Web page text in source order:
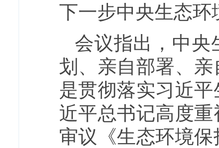
下一步中央生态
会议指出，中央
划、亲自部署、
是贯彻落实习近
近平总书记高度
审议《生态环境